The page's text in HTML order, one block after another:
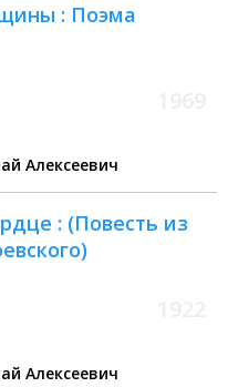
: Поэма
Алексеевич
: (Повесть из
Алексеевич